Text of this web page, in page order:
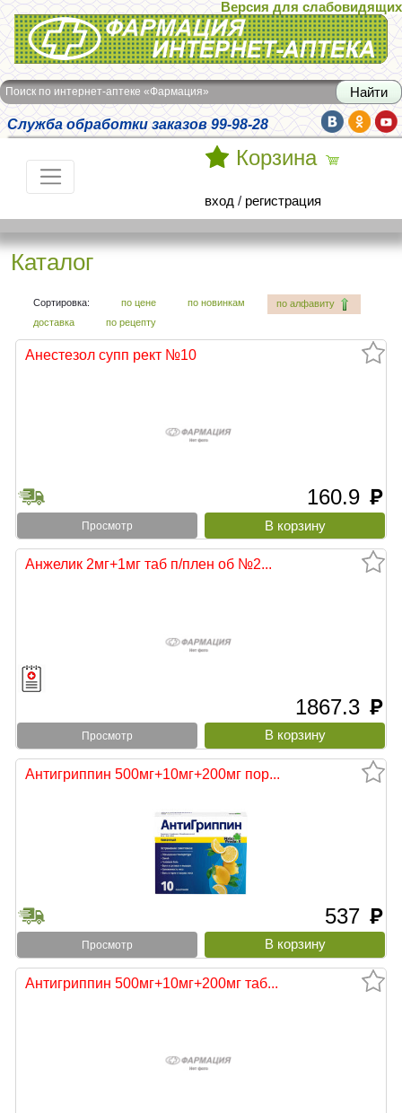
Интернет-аптека Фармация
Версия для слабовидящих
Поиск по интернет-аптеке «Фармация»
Служба обработки заказов 99-98-28
Корзина
вход / регистрация
Каталог
Сортировка: по цене по новинкам
по алфавиту
доставка
по рецепту
Анестезол супп рект №10
160.9 руб
Просмотр
Анжелик 2мг+1мг таб п/плен об №2...
1867.3 руб
Просмотр
Антигриппин 500мг+10мг+200мг пор...
537 руб
Просмотр
Антигриппин 500мг+10мг+200мг таб...